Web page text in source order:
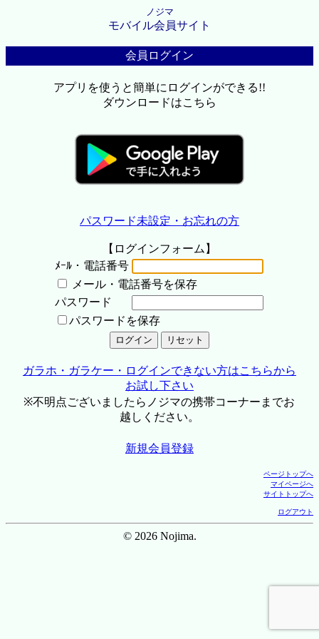
ノジマ
モバイル会員サイト
会員ログイン
アプリを使うと簡単にログインができる!!
ダウンロードはこちら
パスワード未設定・お忘れの方
【ログインフォーム】
ﾒｰﾙ・電話番号
メール・電話番号を保存
パスワード
パスワードを保存
ガラホ・ガラケー・ログインできない方はこちらから
お試し下さい
※不明点ございましたらノジマの携帯コーナーまでお
越しください。
新規会員登録
ページトップへ
マイページへ
サイトトップへ
ログアウト
© 2026 Nojima.